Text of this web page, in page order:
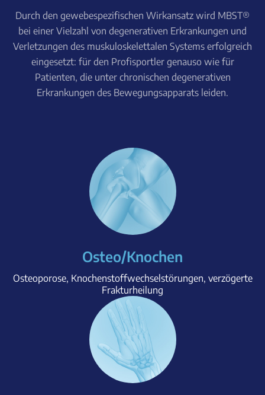
Durch den gewebespezifischen Wirkansatz wird MBST®
bei einer Vielzahl von degenerativen Erkrankungen und
Verletzungen des muskuloskelettalen Systems erfolgreich
eingesetzt: für den Profisportler genauso wie für
Patienten, die unter chronischen degenerativen
Erkrankungen des Bewegungsapparats leiden.
Osteo/Knochen
Osteoporose, Knochenstoffwechselstörungen, verzögerte
Frakturheilung